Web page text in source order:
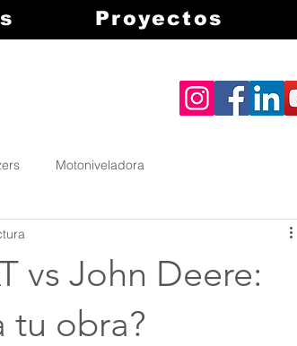
Proyectos
Motoniveladora
vs John Deere:
tu obra?